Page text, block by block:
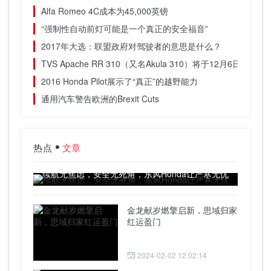
Alfa Romeo 4C成本为45,000英镑
“强制性自动前灯可能是一个真正的安全福音”
2017年大选：联盟政府对驾驶者的意思是什么？
TVS Apache RR 310（又名Akula 310）将于12月6日启动发
2016 Honda Pilot展示了“真正”的越野能力
通用汽车警告欧洲的Brexit Cuts
热点 文章
续航无焦虑，安全无死角，东风Honda让严寒无忧
金龙献岁燃擎启新，思域归家
红运盈门
2024-02-02 12:02:14